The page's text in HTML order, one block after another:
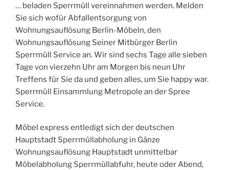
… beladen Sperrmüll vereinnahmen werden. Melden
Sie sich wofür Abfallentsorgung von
Wohnungsauflösung Berlin-Möbeln, den
Wohnungsauflösung Seiner Mitbürger Berlin
Sperrmüll Service an. Wir sind sechs Tage alle sieben
Tage von vierzehn Uhr am Morgen bis neun Uhr
Treffens für Sie da und geben alles, um Sie happy war.
Sperrmüll Einsammlung Metropole an der Spree
Service.
Möbel express entledigt sich der deutschen
Hauptstadt Sperrmüllabholung in Gänze
Wohnungsauflösung Hauptstadt unmittelbar
Möbelabholung Sperrmüllabfuhr, heute oder Abend,